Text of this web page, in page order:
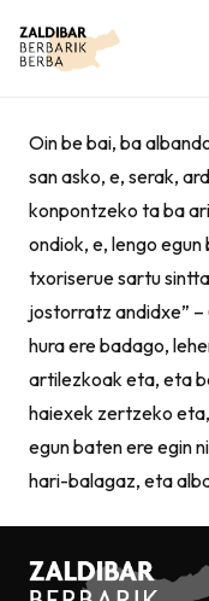
Oin be bai, ba
san asko, e, serak,
konpontzeko ta ba
ondiok, e, lengo
txoriserue sartu
jostorratz andidxe”
hura ere badago,
artilezkoak eta, eta
haiexek zertzeko
egun baten ere egin
hari-balagaz, eta